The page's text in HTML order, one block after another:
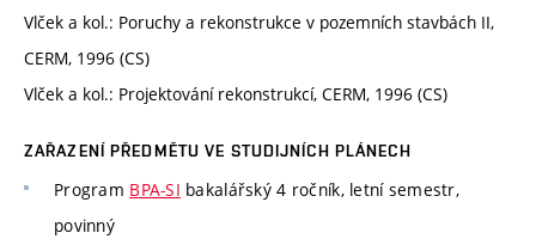
Vlček a kol.: Poruchy a rekonstrukce v pozemních stavbách II,
CERM, 1996 (CS)
Vlček a kol.: Projektování rekonstrukcí, CERM, 1996 (CS)
ZAŘAZENÍ PŘEDMĚTU VE STUDIJNÍCH PLÁNECH
Program BPA-SI bakalářský 4 ročník, letní semestr,
povinný